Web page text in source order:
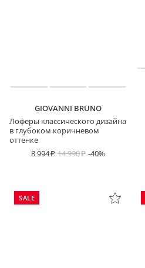
GIOVANNI BRUNO
Лоферы классического дизайна
в глубоком коричневом
оттенке
8 994
14 990 -40%
SALE